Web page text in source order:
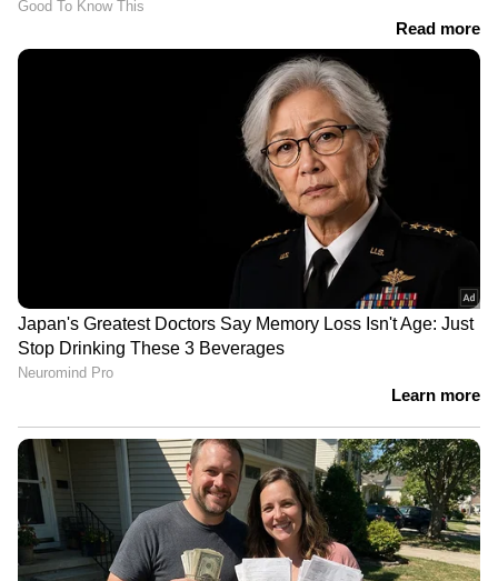
റാം റഹീം സിങ്ങിന് 16
ജയിലിന് പുറത്ത്
കാന്‍റീനുകളിൽ വെറും 5
രൂപയ്ക്ക് മത്സ്യവും ചോറും
അടങ്ങുന്ന ഊണ്
LATEST VIDEOS
വയോധികയുടെ കഴുത്തിൽ നിന്ന്
അഞ്ചര പവന്റെ സ്വർണ്ണം പൊട്ടിച്ച്
എടുത്തു; പ്രതി പിടിയിൽ
JPSC, JSSC പരീക്ഷകളിൽ